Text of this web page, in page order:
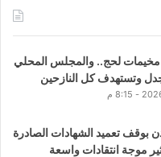
لحج.. والمجلس المحلي
وتستهدف كل النازحين
تعميد الشهادات الصادرة
موجة انتقادات واسعة